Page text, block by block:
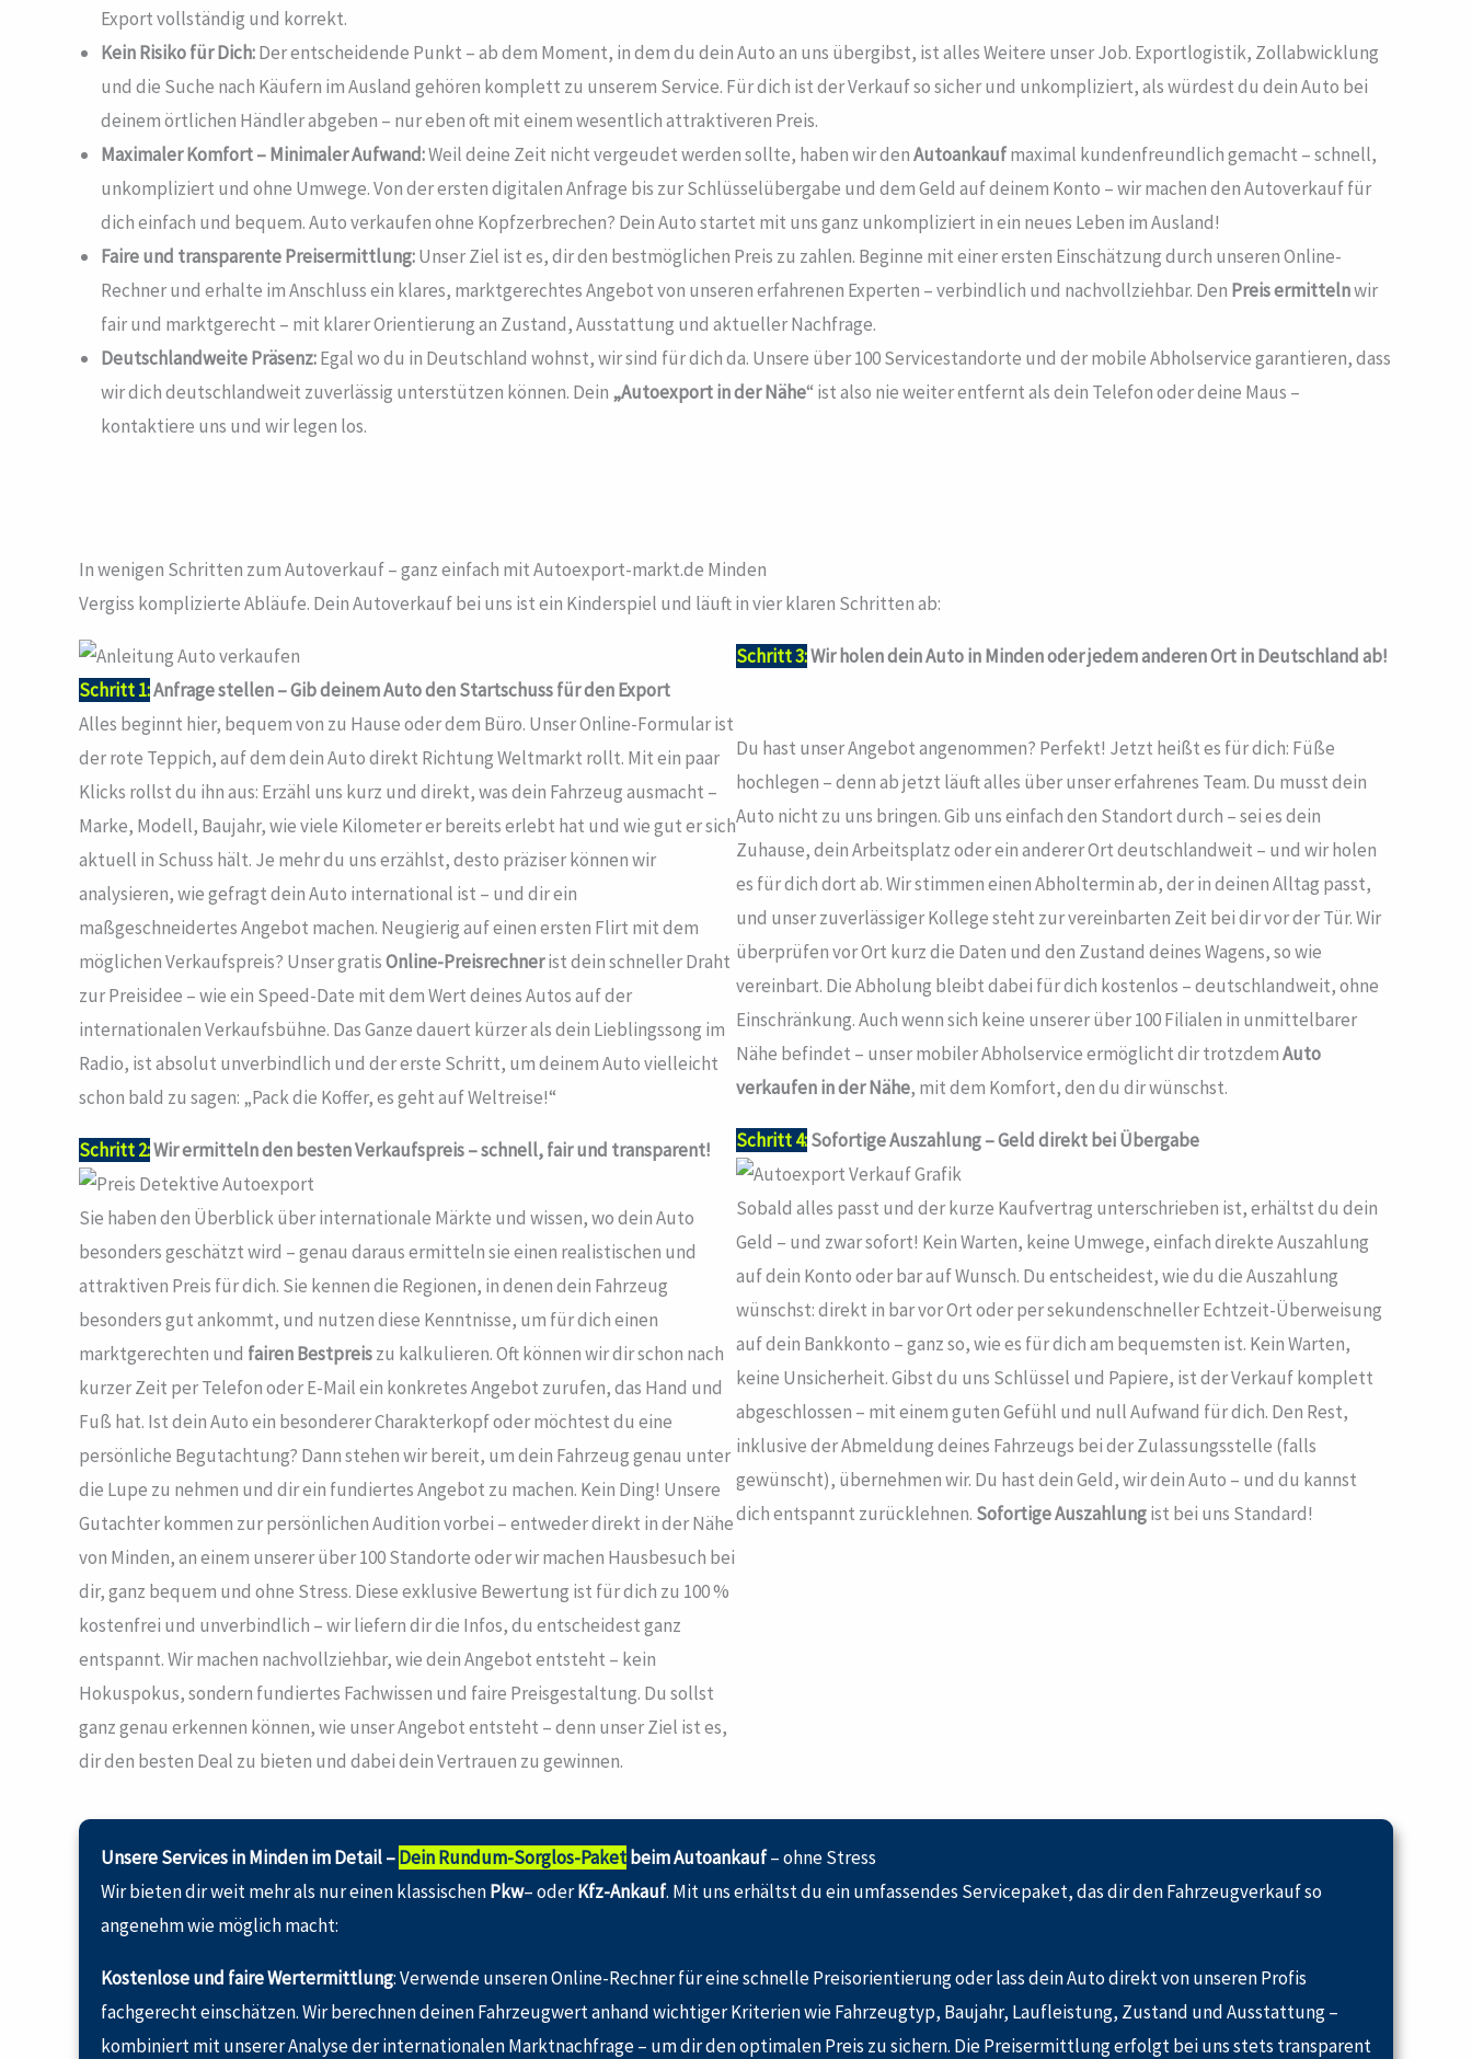
Export vollständig und korrekt.
Kein Risiko für Dich:Der entscheidende Punkt – ab dem Moment, in dem du dein Auto an uns übergibst, ist alles Weitere unser Job. Exportlogistik, Zollabwicklung
und die Suche nach Käufern im Ausland gehören komplett zu unserem Service. Für dich ist der Verkauf so sicher und unkompliziert, als würdest du dein Auto bei
deinem örtlichen Händler abgeben – nur eben oft mit einem wesentlich attraktiveren Preis.
Maximaler Komfort – Minimaler Aufwand:Weil deine Zeit nicht vergeudet werden sollte, haben wir denAutoankaufmaximal kundenfreundlich gemacht – schnell,
unkompliziert und ohne Umwege. Von der ersten digitalen Anfrage bis zur Schlüsselübergabe und dem Geld auf deinem Konto – wir machen den Autoverkauf für
dich einfach und bequem. Auto verkaufen ohne Kopfzerbrechen? Dein Auto startet mit uns ganz unkompliziert in ein neues Leben im Ausland!
Faire und transparente Preisermittlung:Unser Ziel ist es, dir den bestmöglichen Preis zu zahlen. Beginne mit einer ersten Einschätzung durch unseren Online-
Rechner und erhalte im Anschluss ein klares, marktgerechtes Angebot von unseren erfahrenen Experten – verbindlich und nachvollziehbar. Den Preis ermittelnwir
fair und marktgerecht – mit klarer Orientierung an Zustand, Ausstattung und aktueller Nachfrage.
Deutschlandweite Präsenz:Egal wo du in Deutschland wohnst, wir sind für dich da. Unsere über 100 Servicestandorte und der mobile Abholservice garantieren, dass
wir dich deutschlandweit zuverlässig unterstützen können. Dein „Autoexport in der Nähe“ ist also nie weiter entfernt als dein Telefon oder deine Maus –
kontaktiere uns und wir legen los.
In wenigen Schritten zum Autoverkauf – ganz einfach mit Autoexport-markt.de Minden
Vergiss komplizierte Abläufe. Dein Autoverkauf bei uns ist ein Kinderspiel und läuft in vier klaren Schritten ab:
Schritt 1:Anfrage stellen – Gib deinem Auto den Startschuss für den Export
Alles beginnt hier, bequem von zu Hause oder dem Büro. Unser Online-Formular ist
der rote Teppich, auf dem dein Auto direkt Richtung Weltmarkt rollt. Mit ein paar
Klicks rollst du ihn aus: Erzähl uns kurz und direkt, was dein Fahrzeug ausmacht –
Marke, Modell, Baujahr, wie viele Kilometer er bereits erlebt hat und wie gut er sich
aktuell in Schuss hält. Je mehr du uns erzählst, desto präziser können wir
analysieren, wie gefragt dein Auto international ist – und dir ein
maßgeschneidertes Angebot machen. Neugierig auf einen ersten Flirt mit dem
möglichen Verkaufspreis? Unser gratisOnline-Preisrechnerist dein schneller Draht
zur Preisidee – wie ein Speed-Date mit dem Wert deines Autos auf der
internationalen Verkaufsbühne. Das Ganze dauert kürzer als dein Lieblingssong im
Radio, ist absolut unverbindlich und der erste Schritt, um deinem Auto vielleicht
schon bald zu sagen: „Pack die Koffer, es geht auf Weltreise!“
Schritt 2:Wir ermitteln den besten Verkaufspreis – schnell, fair und transparent!
Sie haben den Überblick über internationale Märkte und wissen, wo dein Auto
besonders geschätzt wird – genau daraus ermitteln sie einen realistischen und
attraktiven Preis für dich. Sie kennen die Regionen, in denen dein Fahrzeug
besonders gut ankommt, und nutzen diese Kenntnisse, um für dich einen
marktgerechten und fairen Bestpreiszu kalkulieren. Oft können wir dir schon nach
kurzer Zeit per Telefon oder E-Mail ein konkretes Angebot zurufen, das Hand und
Fuß hat. Ist dein Auto ein besonderer Charakterkopf oder möchtest du eine
persönliche Begutachtung? Dann stehen wir bereit, um dein Fahrzeug genau unter
die Lupe zu nehmen und dir ein fundiertes Angebot zu machen. Kein Ding! Unsere
Gutachter kommen zur persönlichen Audition vorbei – entweder direkt in der Nähe
von Minden, an einem unserer über 100 Standorte oder wir machen Hausbesuch bei
dir, ganz bequem und ohne Stress. Diese exklusive Bewertung ist für dich zu 100 %
kostenfrei und unverbindlich – wir liefern dir die Infos, du entscheidest ganz
entspannt. Wir machen nachvollziehbar, wie dein Angebot entsteht – kein
Hokuspokus, sondern fundiertes Fachwissen und faire Preisgestaltung. Du sollst
ganz genau erkennen können, wie unser Angebot entsteht – denn unser Ziel ist es,
dir den besten Deal zu bieten und dabei dein Vertrauen zu gewinnen.
Schritt 3:Wir holen dein Auto in Minden oder jedem anderen Ort in Deutschland ab!
Du hast unser Angebot angenommen? Perfekt! Jetzt heißt es für dich: Füße
hochlegen – denn ab jetzt läuft alles über unser erfahrenes Team. Du musst dein
Auto nicht zu uns bringen. Gib uns einfach den Standort durch – sei es dein
Zuhause, dein Arbeitsplatz oder ein anderer Ort deutschlandweit – und wir holen
es für dich dort ab. Wir stimmen einen Abholtermin ab, der in deinen Alltag passt,
und unser zuverlässiger Kollege steht zur vereinbarten Zeit bei dir vor der Tür. Wir
überprüfen vor Ort kurz die Daten und den Zustand deines Wagens, so wie
vereinbart. Die Abholung bleibt dabei für dich kostenlos – deutschlandweit, ohne
Einschränkung. Auch wenn sich keine unserer über 100 Filialen in unmittelbarer
Nähe befindet – unser mobiler Abholservice ermöglicht dir trotzdemAuto
verkaufen in der Nähe, mit dem Komfort, den du dir wünschst.
Schritt 4:Sofortige Auszahlung – Geld direkt bei Übergabe
Sobald alles passt und der kurze Kaufvertrag unterschrieben ist, erhältst du dein
Geld – und zwar sofort! Kein Warten, keine Umwege, einfach direkte Auszahlung
auf dein Konto oder bar auf Wunsch. Du entscheidest, wie du die Auszahlung
wünschst: direkt in bar vor Ort oder per sekundenschneller Echtzeit-Überweisung
auf dein Bankkonto – ganz so, wie es für dich am bequemsten ist. Kein Warten,
keine Unsicherheit. Gibst du uns Schlüssel und Papiere, ist der Verkauf komplett
abgeschlossen – mit einem guten Gefühl und null Aufwand für dich. Den Rest,
inklusive der Abmeldung deines Fahrzeugs bei der Zulassungsstelle (falls
gewünscht), übernehmen wir. Du hast dein Geld, wir dein Auto – und du kannst
dich entspannt zurücklehnen. Sofortige Auszahlungist bei uns Standard!
Unsere Services in Minden im Detail –Dein Rundum-Sorglos-Paketbeim Autoankauf– ohne Stress
Wir bieten dir weit mehr als nur einen klassischenPkw– oderKfz-Ankauf. Mit uns erhältst du ein umfassendes Servicepaket, das dir den Fahrzeugverkauf so
angenehm wie möglich macht:
Kostenlose und faire Wertermittlung: Verwende unseren Online-Rechner für eine schnelle Preisorientierung oder lass dein Auto direkt von unseren Profis
fachgerecht einschätzen. Wir berechnen deinen Fahrzeugwert anhand wichtiger Kriterien wie Fahrzeugtyp, Baujahr, Laufleistung, Zustand und Ausstattung –
kombiniert mit unserer Analyse der internationalen Marktnachfrage – um dir den optimalen Preis zu sichern. Die Preisermittlung erfolgt bei uns stets transparent